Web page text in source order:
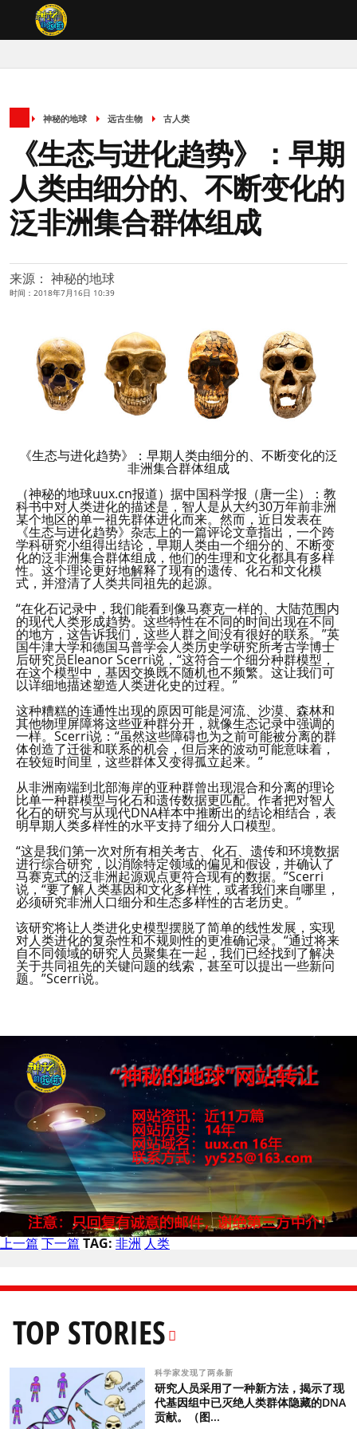
神秘的地球 远古生物 古人类
《生态与进化趋势》：早期
人类由细分的、不断变化的
泛非洲集合群体组成
来源： 神秘的地球
时间：2018年7月16日 10:39
《生态与进化趋势》：早期人类由细分的、不断变化的泛
非洲集合群体组成
（神秘的地球uux.cn报道）据中国科学报（唐一尘）：教
科书中对人类进化的描述是，智人是从大约30万年前非洲
某个地区的单一祖先群体进化而来。然而，近日发表在
《生态与进化趋势》杂志上的一篇评论文章指出，一个跨
学科研究小组得出结论，早期人类由一个细分的、不断变
化的泛非洲集合群体组成，他们的生理和文化都具有多样
性。这个理论更好地解释了现有的遗传、化石和文化模
式，并澄清了人类共同祖先的起源。
“在化石记录中，我们能看到像马赛克一样的、大陆范围内
的现代人类形成趋势。这些特性在不同的时间出现在不同
的地方，这告诉我们，这些人群之间没有很好的联系。”英
国牛津大学和德国马普学会人类历史学研究所考古学博士
后研究员Eleanor Scerri说，“这符合一个细分种群模型，
在这个模型中，基因交换既不随机也不频繁。这让我们可
以详细地描述塑造人类进化史的过程。”
这种糟糕的连通性出现的原因可能是河流、沙漠、森林和
其他物理屏障将这些亚种群分开，就像生态记录中强调的
一样。Scerri说：“虽然这些障碍也为之前可能被分离的群
体创造了迁徙和联系的机会，但后来的波动可能意味着，
在较短时间里，这些群体又变得孤立起来。”
从非洲南端到北部海岸的亚种群曾出现混合和分离的理论
比单一种群模型与化石和遗传数据更匹配。作者把对智人
化石的研究与从现代DNA样本中推断出的结论相结合，表
明早期人类多样性的水平支持了细分人口模型。
“这是我们第一次对所有相关考古、化石、遗传和环境数据
进行综合研究，以消除特定领域的偏见和假设，并确认了
马赛克式的泛非洲起源观点更符合现有的数据。”Scerri
说，“要了解人类基因和文化多样性，或者我们来自哪里，
必须研究非洲人口细分和生态多样性的古老历史。”
该研究将让人类进化史模型摆脱了简单的线性发展，实现
对人类进化的复杂性和不规则性的更准确记录。“通过将来
自不同领域的研究人员聚集在一起，我们已经找到了解决
关于共同祖先的关键问题的线索，甚至可以提出一些新问
题。”Scerri说。
上一篇 下一篇 TAG: 非洲 人类
TOP STORIES
科学家发现了两条新
研究人员采用了一种新方法，揭示了现
代基因组中已灭绝人类群体隐藏的DNA
贡献。（图...